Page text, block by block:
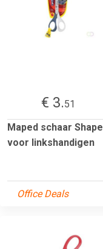
€ 3.51
Maped schaar Shape
voor linkshandigen
Office Deals